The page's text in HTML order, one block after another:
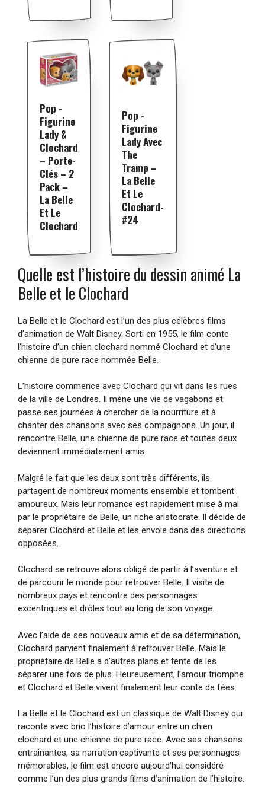
Pop -
Figurine
Lady &
Clochard
– Porte-
Clés – 2
Pack –
La Belle
Et Le
Clochard
Pop -
Figurine
Lady Avec
The
Tramp –
La Belle
Et Le
Clochard-
#24
Quelle est l’histoire du dessin animé La
Belle et le Clochard
La Belle et le Clochard est l’un des plus célèbres films
d’animation de Walt Disney. Sorti en 1955, le film conte
l’histoire d’un chien clochard nommé Clochard et d’une
chienne de pure race nommée Belle.
L’histoire commence avec Clochard qui vit dans les rues
de la ville de Londres. Il mène une vie de vagabond et
passe ses journées à chercher de la nourriture et à
chanter des chansons avec ses compagnons. Un jour, il
rencontre Belle, une chienne de pure race et toutes deux
deviennent immédiatement amis.
Malgré le fait que les deux sont très différents, ils
partagent de nombreux moments ensemble et tombent
amoureux. Mais leur romance est rapidement mise à mal
par le propriétaire de Belle, un riche aristocrate. Il décide de
séparer Clochard et Belle et les envoie dans des directions
opposées.
Clochard se retrouve alors obligé de partir à l’aventure et
de parcourir le monde pour retrouver Belle. Il visite de
nombreux pays et rencontre des personnages
excentriques et drôles tout au long de son voyage.
Avec l’aide de ses nouveaux amis et de sa détermination,
Clochard parvient finalement à retrouver Belle. Mais le
propriétaire de Belle a d’autres plans et tente de les
séparer une fois de plus. Heureusement, l’amour triomphe
et Clochard et Belle vivent finalement leur conte de fées.
La Belle et le Clochard est un classique de Walt Disney qui
raconte avec brio l’histoire d’amour entre un chien
clochard et une chienne de pure race. Avec ses chansons
entraînantes, sa narration captivante et ses personnages
mémorables, le film est encore aujourd’hui considéré
comme l’un des plus grands films d’animation de l’histoire.